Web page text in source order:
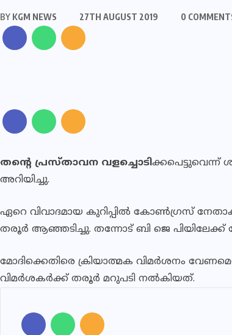
BY KGM NEWS 27TH AUGUST 2019 0
തന്റെ പ്രസ്താവന വളച്ചൊടിക്കപെട്ടുവെന്ന്
അറിയിച്ചു.
ഏറെ വിവാദമായ കുറിപ്പിൽ കോൺഗ്രസ്
തരൂർ ആഞ്ഞടിച്ചു. തന്നോട് ബി ജെ പിയിലേക്ക്
മോദിക്കെതിരെ ക്രിയാത്മക വിമര്‍ശനം
വിമര്‍ശകര്‍ക്ക് തരൂര്‍ മറുപടി നല്‍കിയത്.